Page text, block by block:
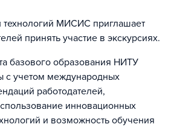
технологий МИСИС приглашает
принять участие в экскурсиях.
базового образования НИТУ
учетом международных
работодателей,
инновационных
и возможность обучения